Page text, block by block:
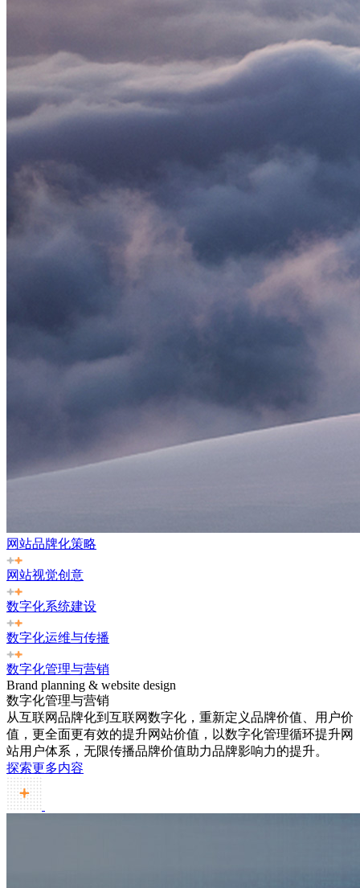
网站品牌化策略
网站视觉创意
数字化系统建设
数字化运维与传播
数字化管理与营销
Brand planning & website design
数字化管理与营销
从互联网品牌化到互联网数字化，重新定义品牌价值、用户价
值，更全面更有效的提升网站价值，以数字化管理循环提升网
站用户体系，无限传播品牌价值助力品牌影响力的提升。
探索更多内容